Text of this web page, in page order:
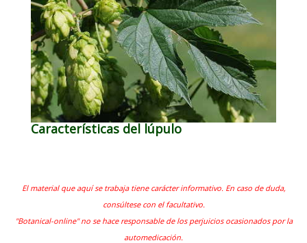
Características del lúpulo
El material que aquí se trabaja tiene carácter informativo. En caso de duda,
consúltese con el facultativo.
"Botanical-online" no se hace responsable de los perjuicios ocasionados por la
automedicación.